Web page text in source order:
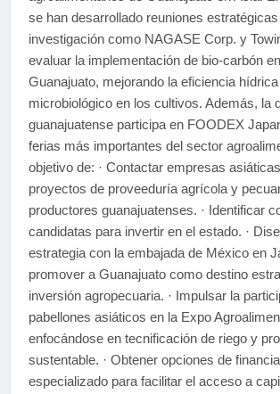
se han desarrollado reuniones
investigación como NAGASE Corp. y
evaluar la implementación de bio-carbón
Guanajuato, mejorando la eficiencia
microbiológico en los cultivos. Además, la
guanajuatense participa en FOODEX
ferias más importantes del sector
objetivo de: · Contactar empresas
proyectos de proveeduría agrícola y
productores guanajuatenses. · Identificar
candidatas para invertir en el estado. ·
estrategia con la embajada de México en
promover a Guanajuato como destino
inversión agropecuaria. · Impulsar la
pabellones asiáticos en la Expo
enfocándose en tecnificación de riego y
sustentable. · Obtener opciones de
especializado para facilitar el acceso a